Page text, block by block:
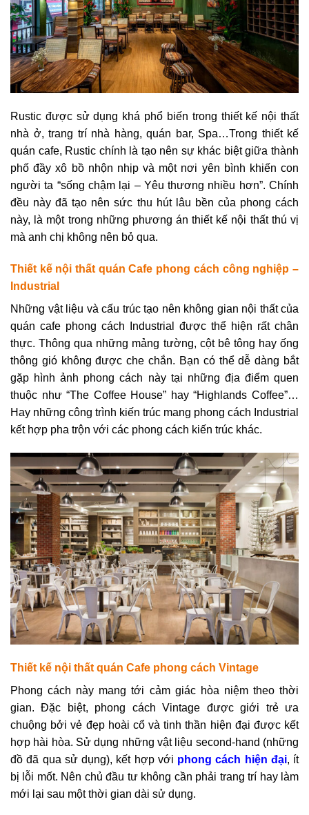
Rustic được sử dụng khá phổ biến trong thiết kế nội thất
nhà ở, trang trí nhà hàng, quán bar, Spa…Trong thiết kế
quán cafe, Rustic chính là tạo nên sự khác biệt giữa thành
phố đầy xô bồ nhộn nhịp và một nơi yên bình khiến con
người ta “sống chậm lại – Yêu thương nhiều hơn”. Chính
đều này đã tạo nên sức thu hút lâu bền của phong cách
này, là một trong những phương án thiết kế nội thất thú vị
mà anh chị không nên bỏ qua.
Thiết kế nội thất quán Cafe phong cách công nghiệp –
Industrial
Những vật liệu và cấu trúc tạo nên không gian nội thất của
quán cafe phong cách Industrial được thể hiện rất chân
thực. Thông qua những mảng tường, cột bê tông hay ống
thông gió không được che chắn. Bạn có thể dễ dàng bắt
gặp hình ảnh phong cách này tại những địa điểm quen
thuộc như “The Coffee House” hay “Highlands Coffee”…
Hay những công trình kiến trúc mang phong cách Industrial
kết hợp pha trộn với các phong cách kiến trúc khác.
Thiết kế nội thất quán Cafe phong cách Vintage
Phong cách này mang tới cảm giác hòa niệm theo thời
gian.Đặc biệt, phong cách Vintage được giới trẻ ưa
chuộng bởi vẻ đẹp hoài cổ và tinh thần hiện đại được kết
hợp hài hòa. Sử dụng những vật liệu second-hand (những
đồ đã qua sử dụng), kết hợp với phong cách hiện đại, ít
bị lỗi mốt. Nên chủ đầu tư không cần phải trang trí hay làm
mới lại sau một thời gian dài sử dụng.